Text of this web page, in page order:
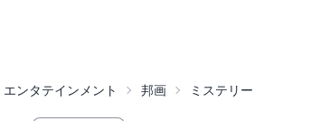
エンタテインメント 邦画 ミステリー